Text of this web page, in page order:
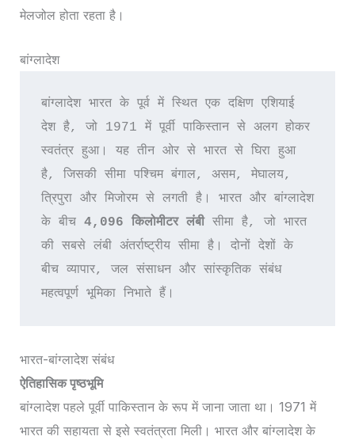
मेलजोल होता रहता है।
बांग्लादेश
बांग्लादेश भारत के पूर्व में स्थित एक दक्षिण एशियाई
देश है, जो 1971 में पूर्वी पाकिस्तान से अलग होकर
स्वतंत्र हुआ। यह तीन ओर से भारत से घिरा हुआ
है, जिसकी सीमा पश्चिम बंगाल, असम, मेघालय,
त्रिपुरा और मिजोरम से लगती है। भारत और बांग्लादेश
के बीच 4,096 किलोमीटर लंबी सीमा है, जो भारत
की सबसे लंबी अंतर्राष्ट्रीय सीमा है। दोनों देशों के
बीच व्यापार, जल संसाधन और सांस्कृतिक संबंध
महत्वपूर्ण भूमिका निभाते हैं।
भारत-बांग्लादेश संबंध
ऐतिहासिक पृष्ठभूमि
बांग्लादेश पहले पूर्वी पाकिस्तान के रूप में जाना जाता था। 1971 में
भारत की सहायता से इसे स्वतंत्रता मिली। भारत और बांग्लादेश के